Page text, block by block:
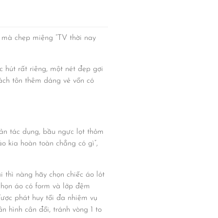
chẹp miệng “TV thời nay
hút rất riêng, một nét đẹp gợi
tôn thêm dáng vẻ vốn có
tác dụng, bầu ngực lọt thỏm
kia hoàn toàn chẳng có gì”,
thì nàng hãy chọn chiếc áo lót
áo có form và lớp đệm
phát huy tối đa nhiệm vụ
hình cân đối, tránh vòng 1 to